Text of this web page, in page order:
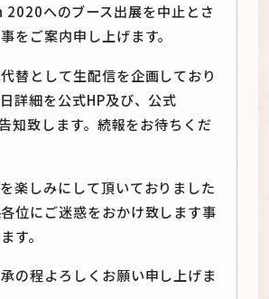
へのブース出展を中止とさ
をご案内申し上げます。
替として生配信を企画しており
詳細を公式HP及び、公式
致します。続報をお待ちくだ
楽しみにして頂いておりました
位にご迷惑をおかけ致します事
す。
の程よろしくお願い申し上げま